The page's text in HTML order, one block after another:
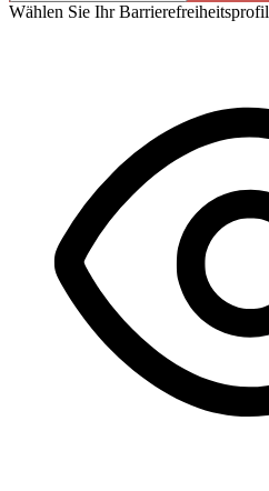
Wählen Sie Ihr Barrierefreiheitsprofil